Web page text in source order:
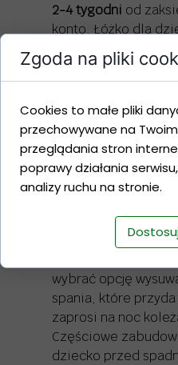
2-4 tygodni od
konto. Łóżko dla
paczce w formie do
montażu
- Prosty montaż:
znajdziesz na
Łóżko dla dziecka
łóżeczko, które
pojedynczą lub
której możesz
wybrać opcję
spania, które
zaprosi na noc
Częściowe
dziecko przed
Zgoda na pliki
Cookies to małe pliki
przechowywane na
przeglądania stron
poprawy działania
analizy ruchu na stronie.